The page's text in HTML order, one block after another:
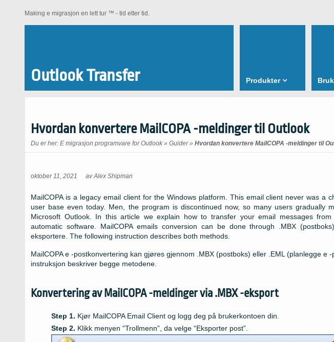
Making e migrasjon en lett tur ™ - tid etter tid.
Outlook Transfer Produkter
Hvordan konvertere MailCOPA -meldinger til Outlook
Du er her: E migrasjon programvare for Outlook » Guider» Hvordan konvertere MailCOPA -meldinger til
oktober 11, 2021 avAlex Shipman
MailCOPA is a legacy email client for the Windows platform This email client never was a
user base even today. Men, the program is discontinued now,so many users gradually
Microsoft Outlook. In this article we explain how to transfer your email messages
automatic software. MailCOPA emails conversion can be done through .MBX
eksportere. The following instruction describes both methods
MailCOPA e -postkonvertering kan gjøres gjennom .MBX (postboks) eller .EML (planlegge e
instruksjon beskriver begge metodene.
Konvertering av MailCOPA -meldinger via .MBX -eksport
Kjør MailCOPA Email Client og logg deg på brukerkontoen din.
Klikk menyen “Trollmenn”, da velge “Eksporter post”.